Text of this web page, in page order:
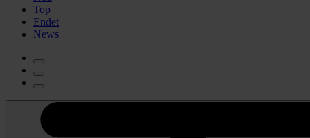
Top
Endet
News